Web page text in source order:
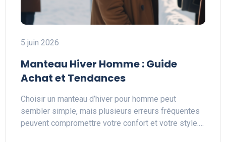
5 juin 2026
Manteau Hiver Homme : Guide
Achat et Tendances
Choisir un manteau d’hiver pour homme peut
sembler simple, mais plusieurs erreurs fréquentes
peuvent compromettre votre confort et votre style.…